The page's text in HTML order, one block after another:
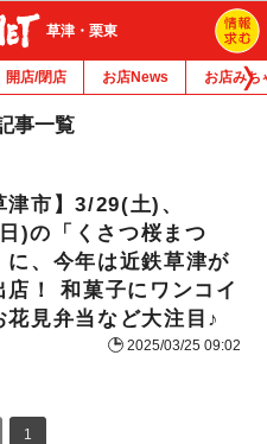
草津・栗東
開店/閉店 お店News お店みち
事一覧
津市】3/29(土)、
)の「くさつ桜まつ
に、今年は近鉄草津が
店！ 和菓子にワンコイ
花見弁当など大注目♪
2025/03/25 09:02
1